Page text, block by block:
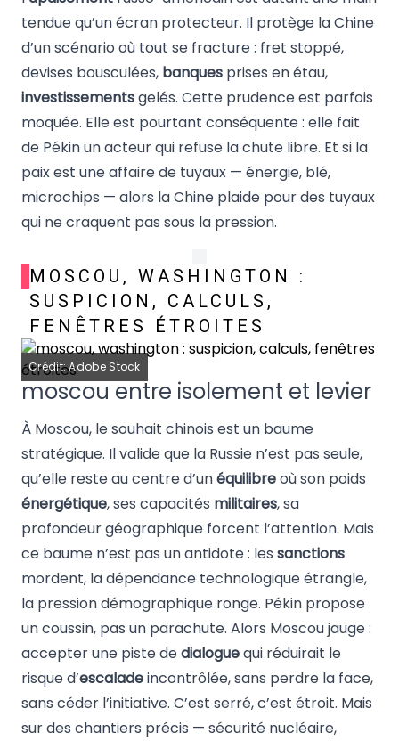
tendue qu’un écran protecteur. Il protège la Chine
d’un scénario où tout se fracture : fret stoppé,
devises bousculées, banques prises en étau,
investissementsgelés. Cette prudence est parfois
moquée. Elle est pourtant conséquente : elle fait
de Pékin un acteur qui refuse la chute libre. Et si la
paix est une affaire de tuyaux — énergie, blé,
microchips — alors la Chine plaide pour des tuyaux
qui ne craquent pas sous la pression.
MOSCOU, WASHINGTON :
SUSPICION, CALCULS,
FENÊTRES ÉTROITES
Crédit: Adobe Stock
moscou entre isolement et levier
À Moscou, le souhait chinois est un baume
stratégique. Il valide que la Russie n’est pas seule,
qu’elle reste au centre d’unéquilibreoù son poids
énergétique, ses capacités militaires, sa
profondeur géographique forcent l’attention. Mais
ce baume n’est pas un antidote : les sanctions
mordent, la dépendance technologique étrangle,
la pression démographique ronge. Pékin propose
un coussin, pas un parachute. Alors Moscou jauge :
accepter une piste dedialoguequi réduirait le
risque d’escaladeincontrôlée, sans perdre la face,
sans céder l’initiative. C’est serré, c’est étroit. Mais
sur des chantiers précis — sécurité nucléaire,